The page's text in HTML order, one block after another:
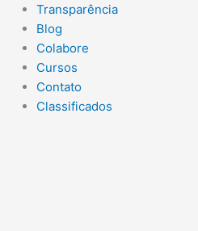
Transparência
Blog
Colabore
Cursos
Contato
Classificados